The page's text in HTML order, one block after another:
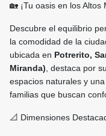
🏡 ¡Tu oasis en los
Descubre el equilibrio
la comodidad de la
ubicada en Potrerito,
Miranda) , destaca por
espacios naturales y
familias que buscan
📐 Dimensiones